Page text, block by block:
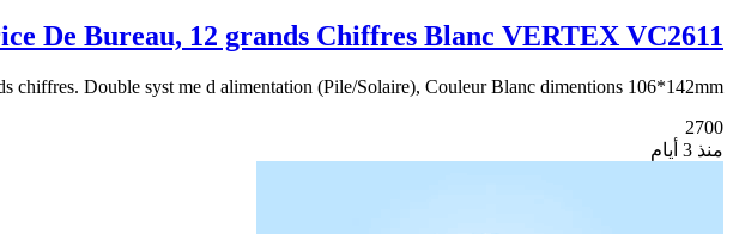
De Bureau, 12 grands Chiffres Blanc VERTEX VC2611
chiffres. Double syst me d alimentation (Pile/Solaire), Couleur Blanc dimentions 106*142mm
2700
منذ 3 أيام